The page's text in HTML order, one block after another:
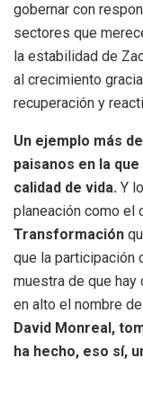
gobernar con
sectores que
la estabilidad de
al crecimiento
recuperación y
Un ejemplo más
paisanos en la
calidad de vida. Y
planeación como el
Transformación
que la participación
muestra de que hay
en alto el nombre
David Monreal,
ha hecho, eso sí,